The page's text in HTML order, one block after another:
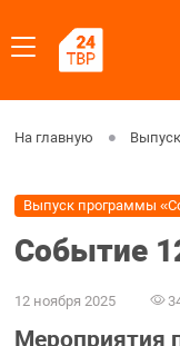
На главную
Выпуск программы
Событие
12 ноября 2025
Мероприятия